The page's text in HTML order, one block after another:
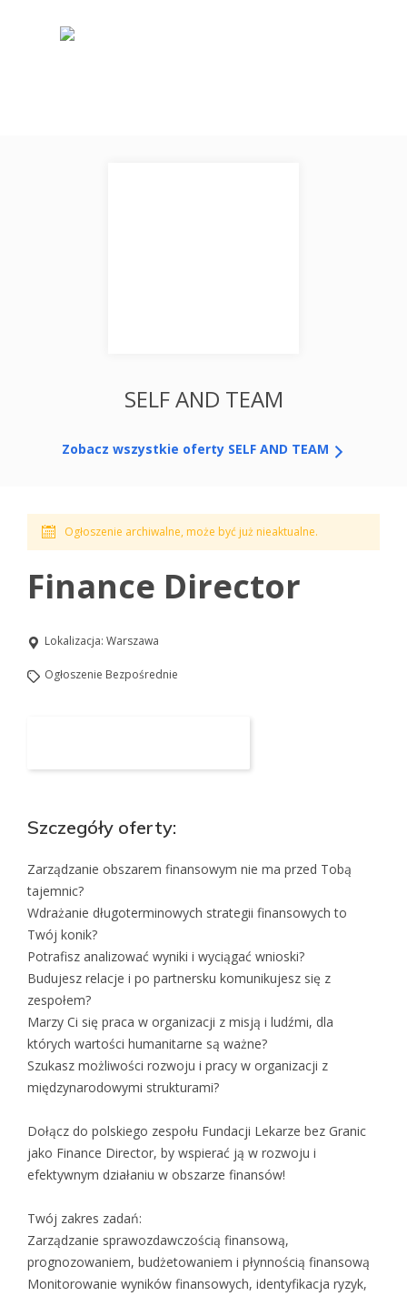
Ogłoszenie archiwalne, może być już nieaktualne.
Finance Director
Lokalizacja: Warszawa
Ogłoszenie Bezpośrednie
Szczegóły oferty:
Zarządzanie obszarem finansowym nie ma przed Tobą
tajemnic?
Wdrażanie długoterminowych strategii finansowych to
Twój konik?
Potrafisz analizować wyniki i wyciągać wnioski?
Budujesz relacje i po partnersku komunikujesz się z
zespołem?
Marzy Ci się praca w organizacji z misją i ludźmi, dla
których wartości humanitarne są ważne?
Szukasz możliwości rozwoju i pracy w organizacji z
międzynarodowymi strukturami?
Dołącz do polskiego zespołu Fundacji Lekarze bez Granic
jako Finance Director, by wspierać ją w rozwoju i
efektywnym działaniu w obszarze finansów!
Twój zakres zadań:
Zarządzanie sprawozdawczością finansową,
prognozowaniem, budżetowaniem i płynnością finansową
Monitorowanie wyników finansowych, identyfikacja ryzyk,
SELF AND TEAM
Zobacz wszystkie oferty SELF AND TEAM